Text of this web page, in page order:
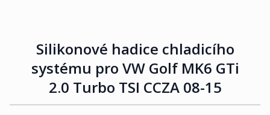
Silikonové hadice chladicího
systému pro VW Golf MK6 GTi
2.0 Turbo TSI CCZA 08-15